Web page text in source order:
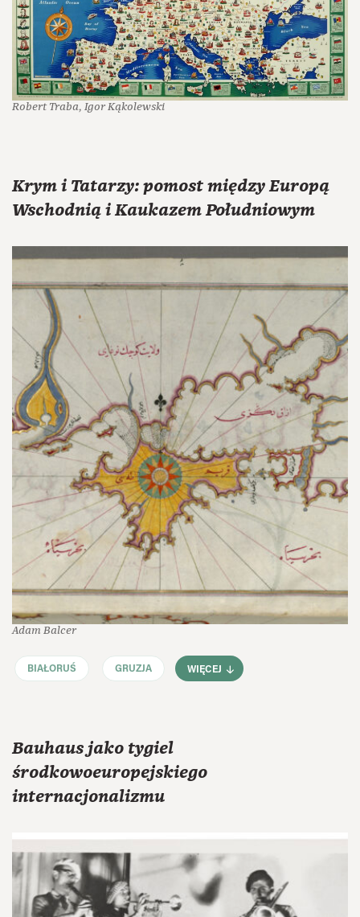
Robert Traba, Igor Kąkolewski
Krym i Tatarzy: pomost między Europą
Wschodnią i Kaukazem Południowym
Adam Balcer
BIAŁORUŚ GRUZJA WIĘCEJ
Bauhaus jako tygiel
środkowoeuropejskiego
internacjonalizmu